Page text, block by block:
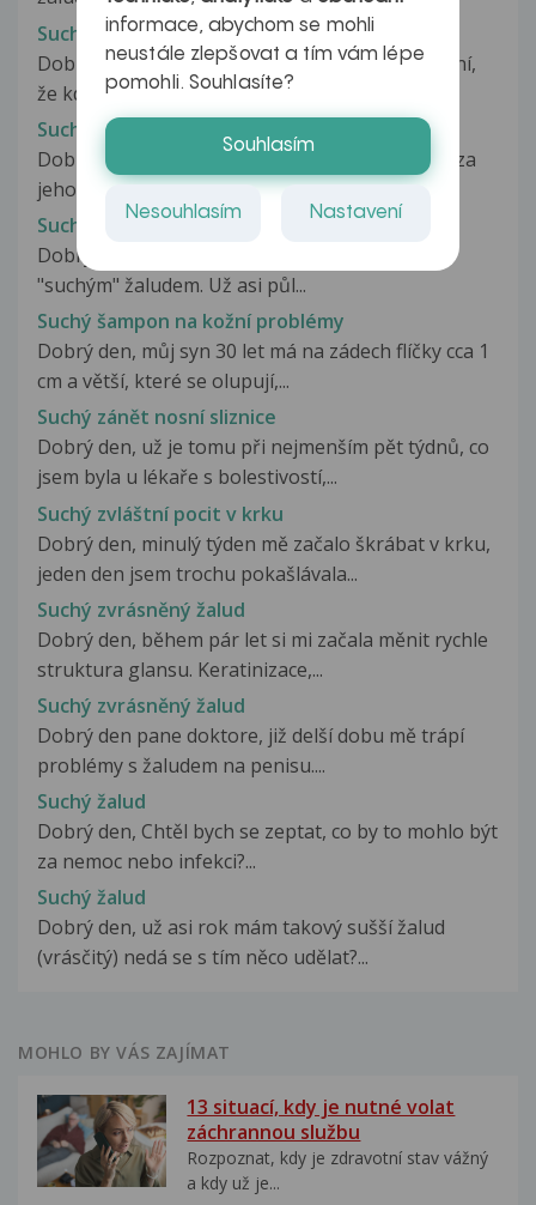
Suchý penis po pohlavním styku
Dobrý den, chtěla bych se zeptat zda je normální,
že když mam zvýšenou vaginální...
Suchý popraskaný jazyk s bílým povlakem
Dobrý den, mám na vás dotaz a předem děkuji za
jeho zodpovězení. Problém: Už...
Suchý povrch na žaludu
Dobrý den, chtěl bych se zeptat, co dělat se
"suchým" žaludem. Už asi půl...
Suchý šampon na kožní problémy
Dobrý den, můj syn 30 let má na zádech flíčky cca 1
cm a větší, které se olupují,...
Suchý zánět nosní sliznice
Dobrý den, už je tomu při nejmenším pět týdnů, co
jsem byla u lékaře s bolestivostí,...
Suchý zvláštní pocit v krku
Dobrý den, minulý týden mě začalo škrábat v krku,
jeden den jsem trochu pokašlávala...
Suchý zvrásněný žalud
Dobrý den, během pár let si mi začala měnit rychle
struktura glansu. Keratinizace,...
Suchý zvrásněný žalud
Dobrý den pane doktore, již delší dobu mě trápí
problémy s žaludem na penisu....
Suchý žalud
Dobrý den, Chtěl bych se zeptat, co by to mohlo být
za nemoc nebo infekci?...
Suchý žalud
Dobrý den, už asi rok mám takový sušší žalud
(vrásčitý) nedá se s tím něco udělat?...
MOHLO BY VÁS ZAJÍMAT
13 situací, kdy je nutné volat
záchrannou službu
Rozpoznat, kdy je zdravotní stav vážný
a kdy už je...
informace, abychom se mohli
neustále zlepšovat a tím vám lépe
pomohli. Souhlasíte?
Souhlasím
Nesouhlasím Nastavení